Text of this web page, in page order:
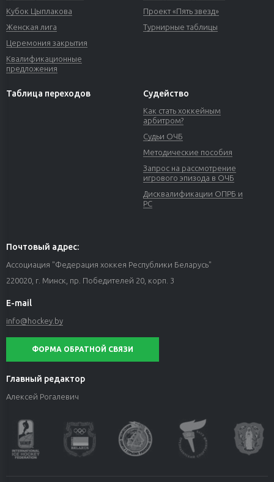
Кубок Цыплакова
Женская лига
Церемония закрытия
Квалификационные
предложения
Проект «Пять звезд»
Турнирные таблицы
Таблица переходов Судейство
Как стать хоккейным
арбитром?
Судьи ОЧБ
Методические пособия
Запрос на рассмотрение
игрового эпизода в ОЧБ
Дисквалификации ОПРБ и
РС
Почтовый адрес:
Ассоциация "Федерация хоккея Республики Беларусь"
220020, г. Минск, пр. Победителей 20, корп. 3
E-mail
info@hockey.by
ФОРМА ОБРАТНОЙ СВЯЗИ
Главный редактор
Алексей Рогалевич